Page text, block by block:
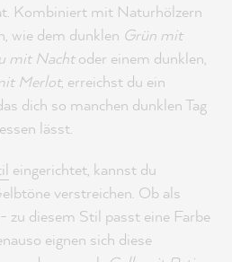
Kombiniert mit Naturhölzern
wie dem dunklen Grün mit
mit Nachtoder einem dunklen,
Merlot, erreichst du ein
dich so manchen dunklen Tag
lässt.
eingerichtet, kannst du
verstreichen. Ob als
zu diesem Stil passt eine Farbe
eignen sich diese